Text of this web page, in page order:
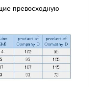
превосходную